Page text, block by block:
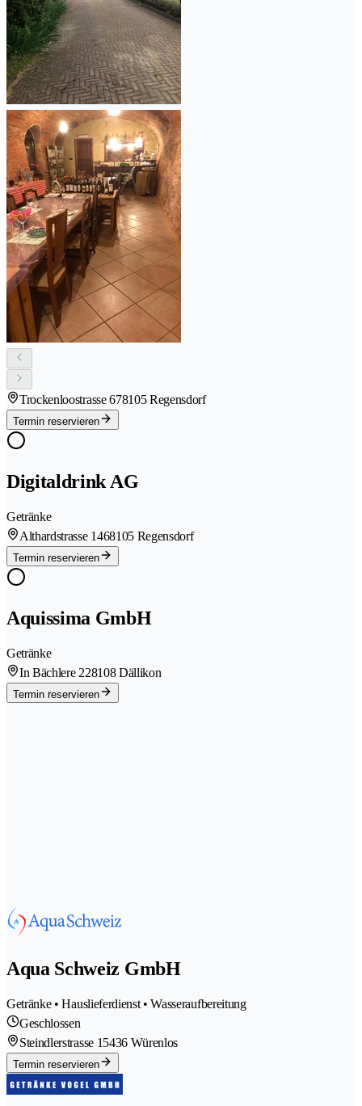
Trockenloostrasse 678105 Regensdorf
Termin reservieren
Digitaldrink AG
Getränke
Althardstrasse 1468105 Regensdorf
Termin reservieren
Aquissima GmbH
Getränke
In Bächlere 228108 Dällikon
Termin reservieren
Aqua Schweiz GmbH
Getränke • Hauslieferdienst • Wasseraufbereitung
Geschlossen
Steindlerstrasse 15436 Würenlos
Termin reservieren